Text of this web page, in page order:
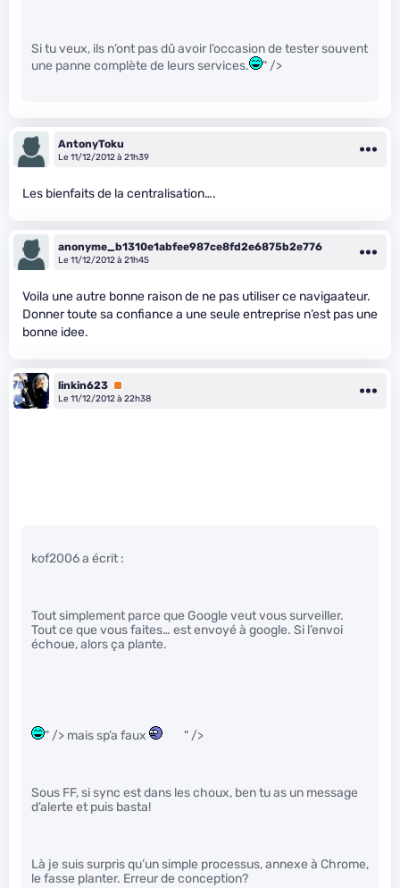
Si tu veux, ils n’ont pas dû avoir l’occasion de tester souvent
une panne complète de leurs services.
" />
AntonyToku
Le 11/12/2012 à 21h39
Les bienfaits de la centralisation….
anonyme_b1310e1abfee987ce8fd2e6875b2e776
Le 11/12/2012 à 21h45
Voila une autre bonne raison de ne pas utiliser ce navigaateur.
Donner toute sa confiance a une seule entreprise n’est pas une
bonne idee.
linkin623 Premium
Le 11/12/2012 à 22h38
kof2006 a écrit :
Tout simplement parce que Google veut vous surveiller.
Tout ce que vous faites… est envoyé à google. Si l’envoi
échoue, alors ça plante.
" /> mais sp’a faux " />
Sous FF, si sync est dans les choux, ben tu as un message
d’alerte et puis basta!
Là je suis surpris qu’un simple processus, annexe à Chrome,
le fasse planter. Erreur de conception?